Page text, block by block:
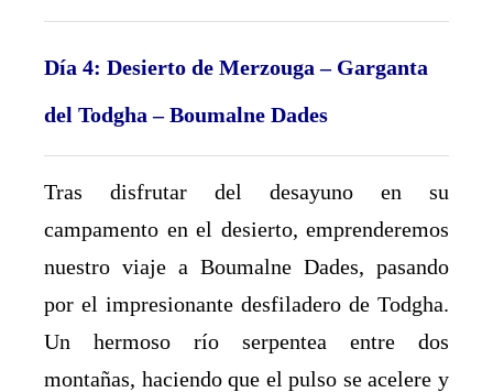
Día 4: Desierto de Merzouga – Garganta
del Todgha – Boumalne Dades
Tras disfrutar del desayuno en su
campamento en el desierto, emprenderemos
nuestro viaje a Boumalne Dades, pasando
por el impresionante desfiladero de Todgha.
Un hermoso río serpentea entre dos
montañas, haciendo que el pulso se acelere y